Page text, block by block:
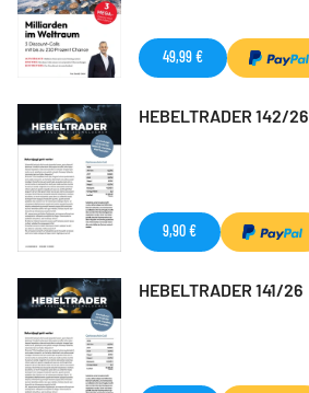
49,99 €
HEBELTRADER 142/26
9,90 €
HEBELTRADER 141/26